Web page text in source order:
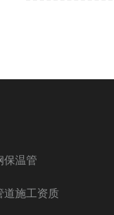
保温管
道施工资质